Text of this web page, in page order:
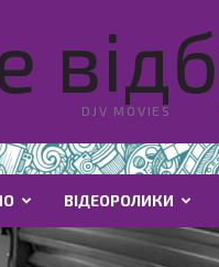
DJV MOVIES
ВІДЕОРОЛИКИ